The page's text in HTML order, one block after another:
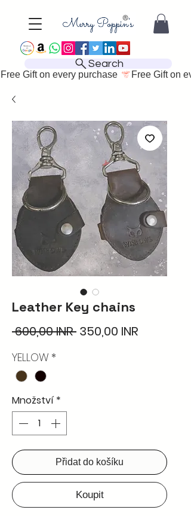
Search
Free Gift on every purchase
Leather Key chains
600,00 INR Běžná
350,00 INR
YELLOW *
Množství *
Přidat do košíku
Koupit